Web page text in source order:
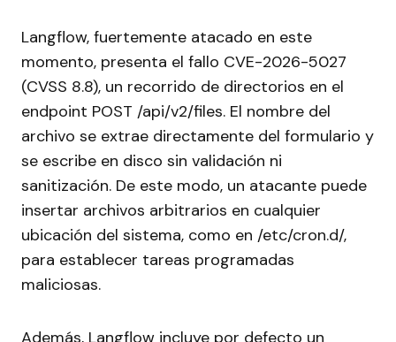
Langflow, fuertemente atacado en este
momento, presenta el fallo CVE-2026-5027
(CVSS 8.8), un recorrido de directorios en el
endpoint POST /api/v2/files. El nombre del
archivo se extrae directamente del formulario y
se escribe en disco sin validación ni
sanitización. De este modo, un atacante puede
insertar archivos arbitrarios en cualquier
ubicación del sistema, como en /etc/cron.d/,
para establecer tareas programadas
maliciosas.
Además, Langflow incluye por defecto un